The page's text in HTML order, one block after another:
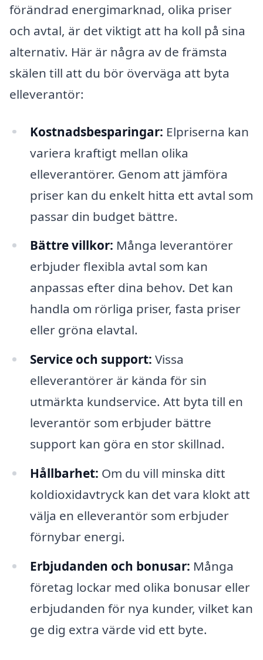
förändrad energimarknad, olika priser
och avtal, är det viktigt att ha koll på sina
alternativ. Här är några av de främsta
skälen till att du bör överväga att byta
elleverantör:
Kostnadsbesparingar: Elpriserna kan
variera kraftigt mellan olika
elleverantörer. Genom att jämföra
priser kan du enkelt hitta ett avtal som
passar din budget bättre.
Bättre villkor: Många leverantörer
erbjuder flexibla avtal som kan
anpassas efter dina behov. Det kan
handla om rörliga priser, fasta priser
eller gröna elavtal.
Service och support: Vissa
elleverantörer är kända för sin
utmärkta kundservice. Att byta till en
leverantör som erbjuder bättre
support kan göra en stor skillnad.
Hållbarhet: Om du vill minska ditt
koldioxidavtryck kan det vara klokt att
välja en elleverantör som erbjuder
förnybar energi.
Erbjudanden och bonusar: Många
företag lockar med olika bonusar eller
erbjudanden för nya kunder, vilket kan
ge dig extra värde vid ett byte.